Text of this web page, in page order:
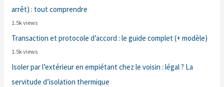
arrêt) : tout comprendre
1.5k views
Transaction et protocole d’accord : le guide complet (+ modèle)
1.5k views
Isoler par l’extérieur en empiétant chez le voisin : légal ? La
servitude d’isolation thermique